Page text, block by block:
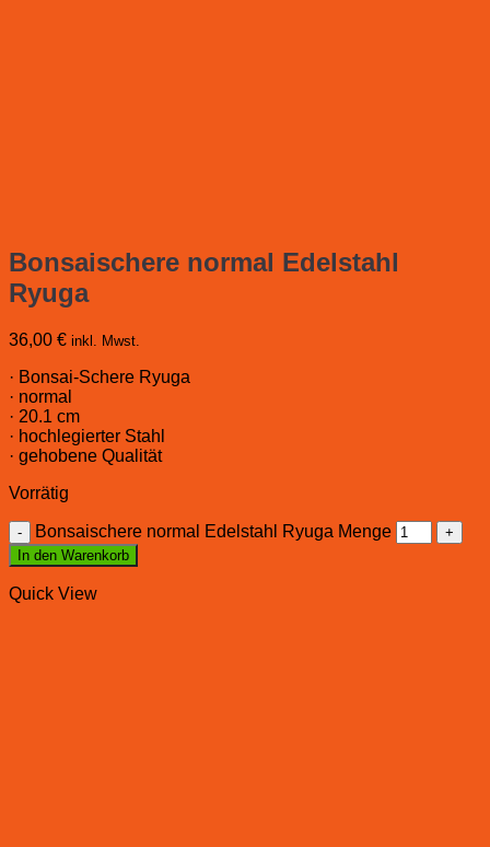
Bonsaischere normal Edelstahl
Ryuga
36,00 € inkl. Mwst.
· Bonsai-Schere Ryuga
· normal
· 20.1 cm
· hochlegierter Stahl
· gehobene Qualität
Vorrätig
Bonsaischere normal Edelstahl Ryuga Menge
In den Warenkorb
Quick View